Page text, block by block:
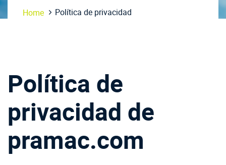
Home Política de privacidad
Política de
privacidad de
pramac.com